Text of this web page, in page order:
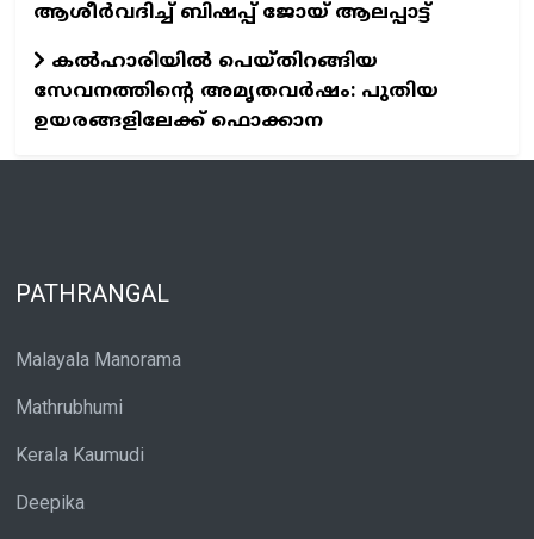
ആശീർവദിച്ച് ബിഷപ്പ് ജോയ് ആലപ്പാട്ട്
കൽഹാരിയിൽ പെയ്തിറങ്ങിയ
സേവനത്തിന്റെ അമൃതവർഷം: പുതിയ
ഉയരങ്ങളിലേക്ക് ഫൊക്കാന
PATHRANGAL
Malayala Manorama
Mathrubhumi
Kerala Kaumudi
Deepika